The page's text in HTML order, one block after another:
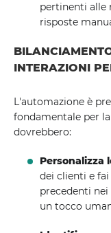
pertinenti alle
risposte
INTERAZIONI
L'automazione è
fondamentale per
dovrebbero:
Personalizza
dei clienti e
precedenti
un tocco